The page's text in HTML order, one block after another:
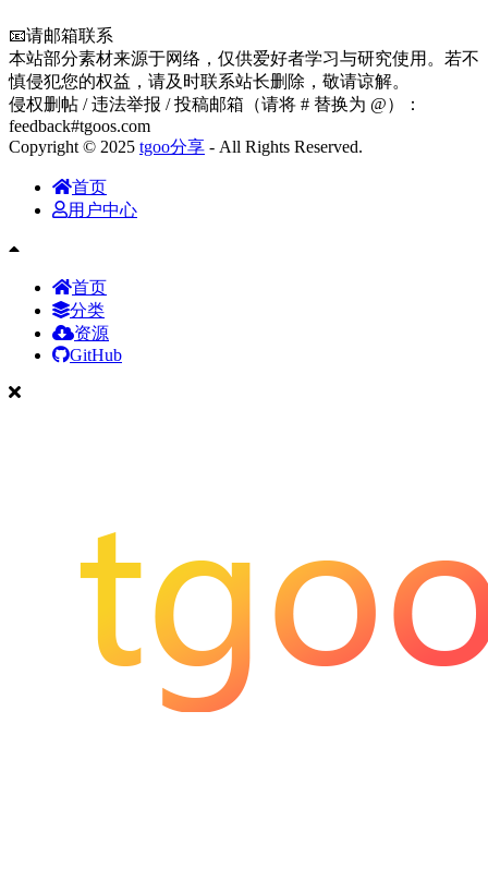
📧请邮箱联系
本站部分素材来源于网络，仅供爱好者学习与研究使用。若不
慎侵犯您的权益，请及时联系站长删除，敬请谅解。
侵权删帖 / 违法举报 / 投稿邮箱（请将 # 替换为 @）：
feedback#tgoos.com
Copyright © 2025 tgoo分享 - All Rights Reserved.
首页
用户中心
首页
分类
资源
GitHub